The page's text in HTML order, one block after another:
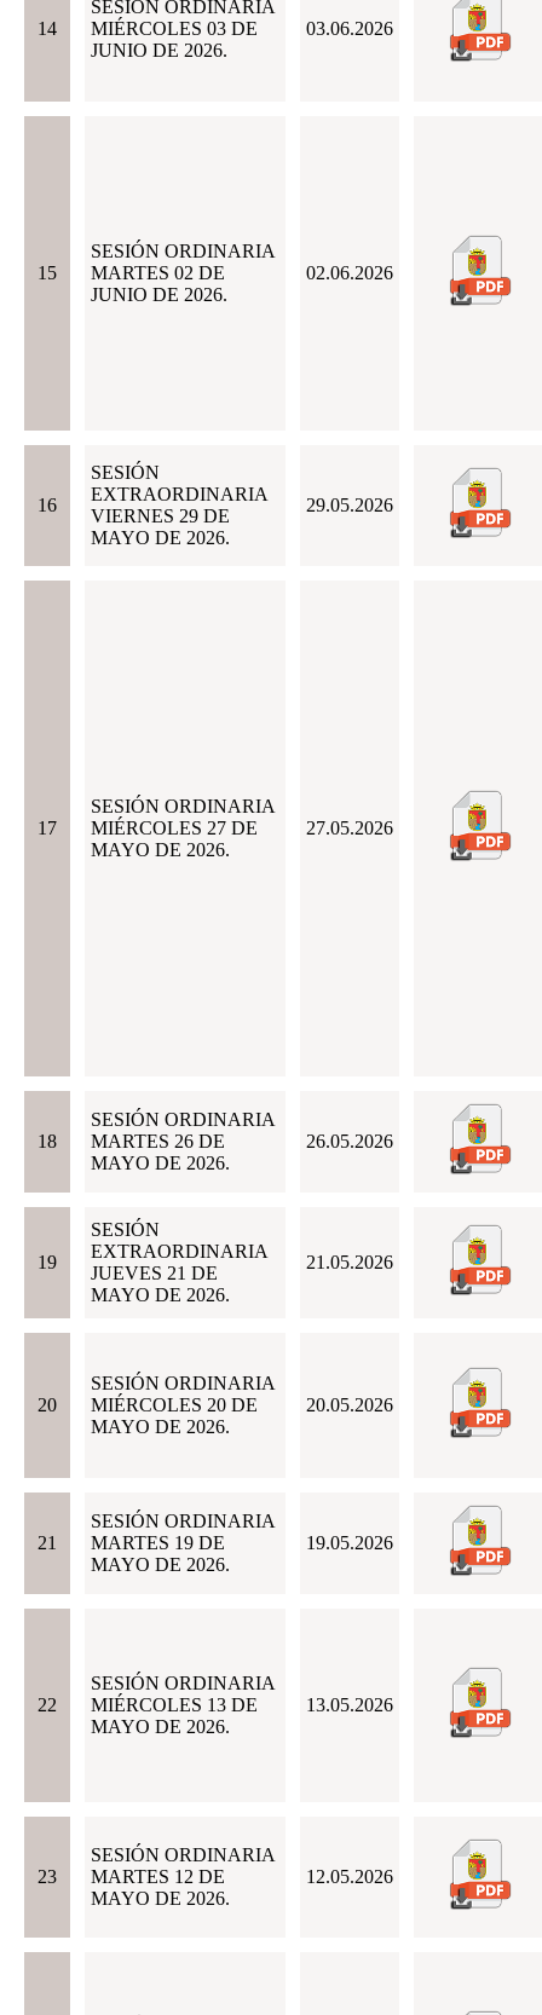
14
SESIÓN ORDINARIA
MIÉRCOLES 03 DE
JUNIO DE 2026.
03.06.2026
15
SESIÓN ORDINARIA
MARTES 02 DE
JUNIO DE 2026.
02.06.2026
16
SESIÓN
EXTRAORDINARIA
VIERNES 29 DE
MAYO DE 2026.
29.05.2026
17
SESIÓN ORDINARIA
MIÉRCOLES 27 DE
MAYO DE 2026.
27.05.2026
18
SESIÓN ORDINARIA
MARTES 26 DE
MAYO DE 2026.
26.05.2026
19
SESIÓN
EXTRAORDINARIA
JUEVES 21 DE
MAYO DE 2026.
21.05.2026
20
SESIÓN ORDINARIA
MIÉRCOLES 20 DE
MAYO DE 2026.
20.05.2026
21
SESIÓN ORDINARIA
MARTES 19 DE
MAYO DE 2026.
19.05.2026
22
SESIÓN ORDINARIA
MIÉRCOLES 13 DE
MAYO DE 2026.
13.05.2026
23
SESIÓN ORDINARIA
MARTES 12 DE
MAYO DE 2026.
12.05.2026